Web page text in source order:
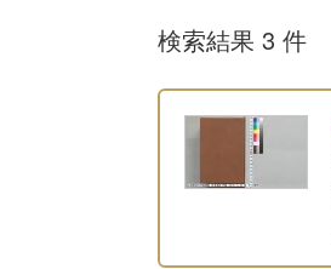
検索結果 3 件